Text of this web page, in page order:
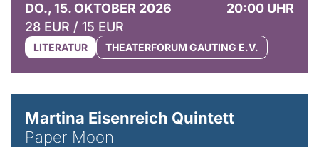
DO., 15. OKTOBER 2026
20:00 UHR
28 EUR / 15 EUR
LITERATUR THEATERFORUM GAUTING E.V.
Martina Eisenreich Quintett
Paper Moon